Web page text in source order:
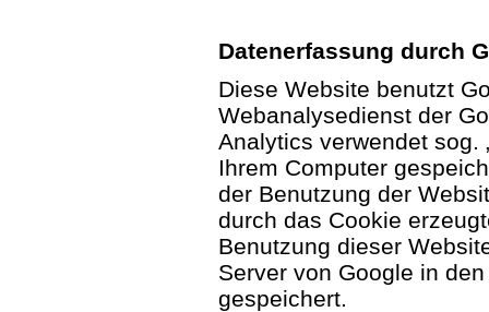
Datenerfassung durch
Diese Website benutzt
Webanalysedienst der
Analytics verwendet sog.
Ihrem Computer
der Benutzung der
durch das Cookie
Benutzung dieser
Server von Google in
gespeichert.